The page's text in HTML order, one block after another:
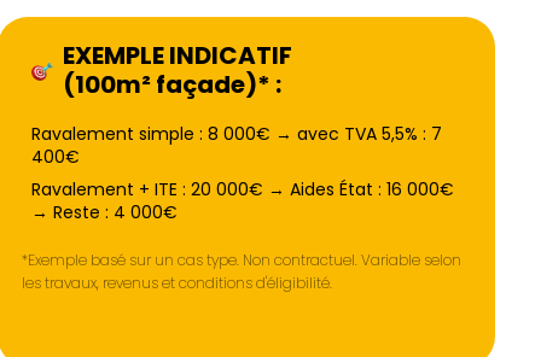
EXEMPLE INDICATIF
(100m² façade)* :
Ravalement simple : 8 000€ → avec TVA 5,5% : 7
400€
Ravalement + ITE : 20 000€ → Aides État : 16 000€
→ Reste : 4 000€
*Exemple basé sur un cas type. Non contractuel. Variable selon
les travaux, revenus et conditions d'éligibilité.